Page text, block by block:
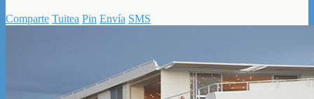
Comparte Tuitea Pin Envía SMS